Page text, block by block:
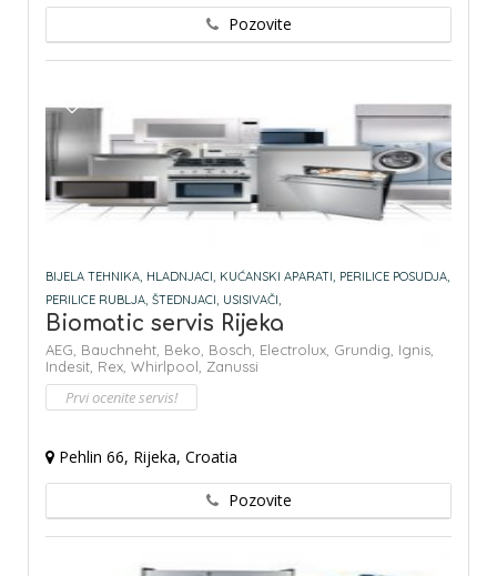
Pozovite
BIJELA TEHNIKA, HLADNJACI, KUĆANSKI APARATI, PERILICE POSUDJA,
PERILICE RUBLJA, ŠTEDNJACI, USISIVAČI,
Biomatic servis Rijeka
AEG, Bauchneht, Beko, Bosch, Electrolux, Grundig, Ignis,
Indesit, Rex, Whirlpool, Zanussi
Prvi ocenite servis!
Pehlin 66, Rijeka, Croatia
Pozovite